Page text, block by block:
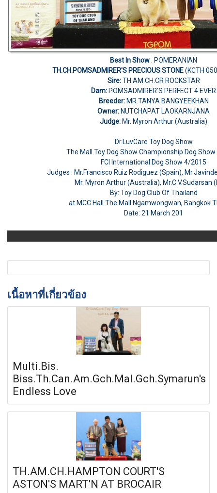
Best In Show: POMERANIAN
TH.CH.POMSADMIRER'S PRECIOUS STONE(KCTH
Sire:TH.AM.CH.CR ROCKSTAR
Dam:POMSADMIRER'S PERFECT 4 EVER
Breeder:MR.TANYA BANGYEEKHAN
Owner:NUTCHAPAT LAOKARNJANA
Judge:Mr. Myron Arthur (Australia)
Dr.LuvCare Toy Dog Show
The Mall Toy Dog Show Championship Dog
FCI International Dog Show 4/2015
Judges : Mr.Francisco Ruiz Rodiguez (Spain),
Mr. Myron Arthur (Australia), Mr.C.V.Sudarsan
By: Toy Dog Club Of Thailand
at MCC Hall The Mall Ngamwongwan, Bangkok
Date: 21 March 201
เนื้อหาที่เกี่ยวข้อง
Multi.Bis.
Biss.Th.Can.Am.Gch.Mal.Gch.Symarun's
Endless Love
TH.AM.CH.HAMPTON COURT'S
ASTON'S MART'N AT BROCAIR